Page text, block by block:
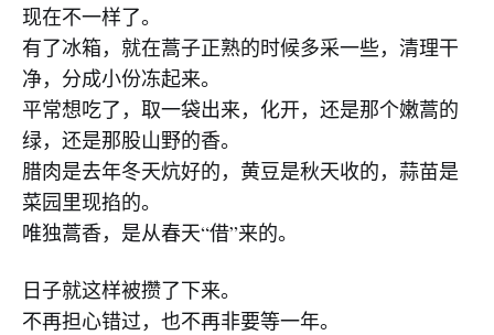
现在不一样了。
有了冰箱，就在蒿子正熟的时候多采一些，清理干
净，分成小份冻起来。
平常想吃了，取一袋出来，化开，还是那个嫩蒿的
绿，还是那股山野的香。
腊肉是去年冬天炕好的，黄豆是秋天收的，蒜苗是
菜园里现掐的。
唯独蒿香，是从春天“借”来的。
日子就这样被攒了下来。
不再担心错过，也不再非要等一年。